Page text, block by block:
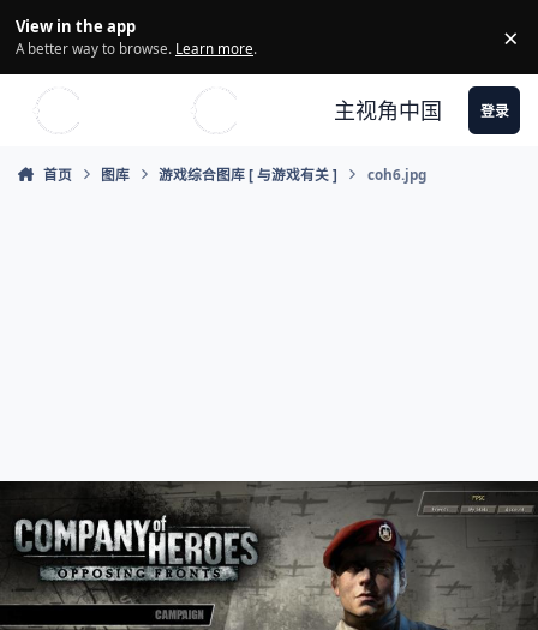
View in the app
A better way to browse. Learn more. ×
主视角中国 登录
首页 图库 游戏综合图库 [ 与游戏有关 ] coh6.jpg